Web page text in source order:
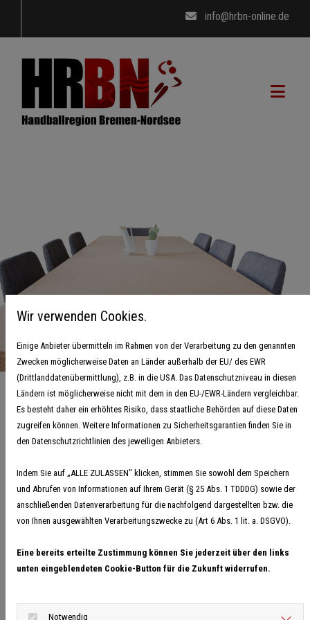
info@hrbn-online.de
Foto: Alexas_Fotos,
Einladung mit Tagesordnung zum
Regionstag amtlich bekannt gegeben
08. Mai 2025
Der Vorstand hat die Einladung mit Tagesordnung unter den
Mitglieder des Regionstags amtlich bekannt gegeben. Die zentrale
Wir verwenden Cookies.
Einige Anbieter übermitteln im Rahmen von der Verarbeitung zu den genannten
Zwecken möglicherweise Daten an Länder außerhalb der EU/ des EWR
(Drittlanddatenübermittlung), z.B. in die USA. Das Datenschutzniveau in diesen
Ländern ist möglicherweise nicht mit dem in den EU-/EWR-Ländern vergleichbar.
Es besteht daher ein erhöhtes Risiko, dass staatliche Behörden auf diese Daten
zugreifen können. Weitere Informationen zu Sicherheitsgarantien finden Sie in
den Datenschutzrichtlinien des jeweiligen Anbieters.
Indem Sie auf „ALLE ZULASSEN" klicken, stimmen Sie sowohl dem Speichern
und Abrufen von Informationen auf Ihrem Gerät (§ 25 Abs. 1 TDDDG) sowie der
anschließenden Datenverarbeitung für die nachfolgend dargestellten bzw. die
von Ihnen ausgewählten Verarbeitungszwecke zu (Art 6 Abs. 1 lit. a. DSGVO).
Eine bereits erteilte Zustimmung können Sie jederzeit über den links
unten eingeblendeten Cookie-Button für die Zukunft widerrufen.
Notwendig